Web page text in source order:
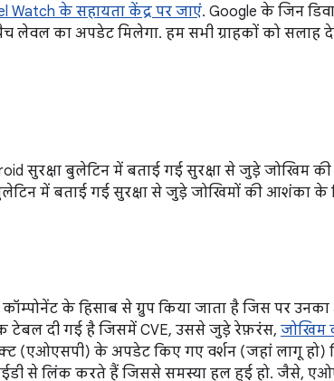
Watch के सहायता केंद्र पर जाएं. Google के जिन
लेवल का अपडेट मिलेगा. हम सभी ग्राहकों को सलाह
सुरक्षा बुलेटिन में बताई गई सुरक्षा से जुड़े
में बताई गई सुरक्षा से जुड़े जोखिमों की आशंका के
के हिसाब से ग्रुप किया जाता है जिस पर उनका
एक टेबल दी गई है जिसमें CVE, उससे जुड़े रेफ़रंस, जोखिम
(एओएसपी) के अपडेट किए गए वर्शन (जहां लागू हो)
से लिंक करते हैं जिससे समस्या हल हुई हो. जैसे,